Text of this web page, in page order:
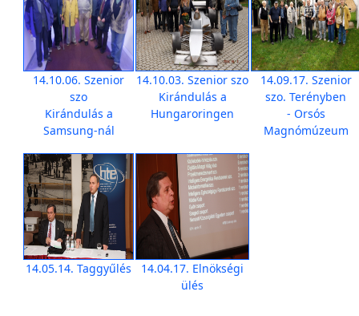
14.10.06. Szenior
szo
Kirándulás a
Samsung-nál
14.10.03. Szenior szo
Kirándulás a
Hungaroringen
14.09.17. Szenior
szo. Terényben
- Orsós
Magnómúzeum
14.05.14. Taggyűlés
14.04.17. Elnökségi
ülés